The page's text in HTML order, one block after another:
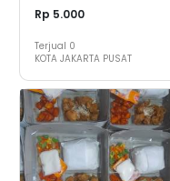
Rp 5.000
Terjual 0
KOTA JAKARTA PUSAT